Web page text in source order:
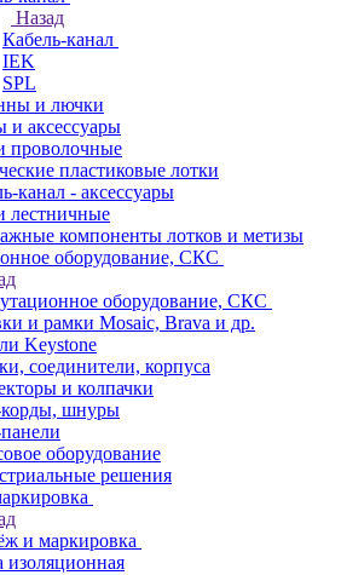
Назад
Кабель-канал
IEK
SPL
и лючки
и аксессуары
проволочные
пластиковые лотки
канал - аксессуары
лестничные
компоненты лотков и метизы
оборудование, СКС
оборудование, СКС
и рамки Mosaic, Brava и др.
Keystone
соединители, корпуса
и колпачки
шнуры
оборудование
решения
и маркировка
изоляционная